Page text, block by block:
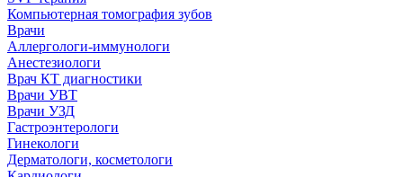
Компьютерная томография зубов
Врачи
Аллергологи-иммунологи
Анестезиологи
Врач КТ диагностики
Врачи УВТ
Врачи УЗД
Гастроэнтерологи
Гинекологи
Дерматологи, косметологи